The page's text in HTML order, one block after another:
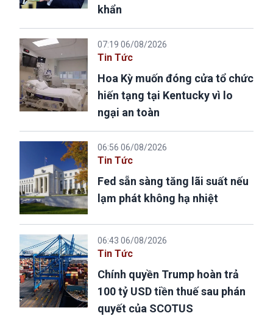
khẩn
07:19 06/08/2026
Tin Tức
Hoa Kỳ muốn đóng cửa tổ chức
hiến tạng tại Kentucky vì lo
ngại an toàn
06:56 06/08/2026
Tin Tức
Fed sẵn sàng tăng lãi suất nếu
lạm phát không hạ nhiệt
06:43 06/08/2026
Tin Tức
Chính quyền Trump hoàn trả
100 tỷ USD tiền thuế sau phán
quyết của SCOTUS